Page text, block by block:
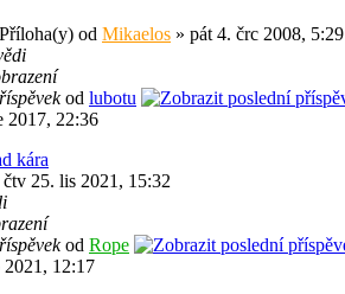
od Mikaelos » pát 4. črc 2008, 5:29
od lubotu
2017, 22:36
kára
čtv 25. lis 2021, 15:32
od Rope
2021, 12:17